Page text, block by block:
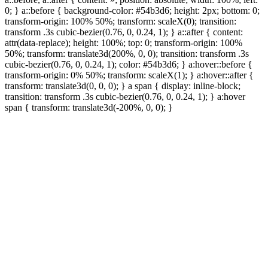
0; } a::before { background-color: #54b3d6; height: 2px; bottom: 0;
transform-origin: 100% 50%; transform: scaleX(0); transition:
transform .3s cubic-bezier(0.76, 0, 0.24, 1); } a::after { content:
attr(data-replace); height: 100%; top: 0; transform-origin: 100%
50%; transform: translate3d(200%, 0, 0); transition: transform .3s
cubic-bezier(0.76, 0, 0.24, 1); color: #54b3d6; } a:hover::before {
transform-origin: 0% 50%; transform: scaleX(1); } a:hover::after {
transform: translate3d(0, 0, 0); } a span { display: inline-block;
transition: transform .3s cubic-bezier(0.76, 0, 0.24, 1); } a:hover
span { transform: translate3d(-200%, 0, 0); }